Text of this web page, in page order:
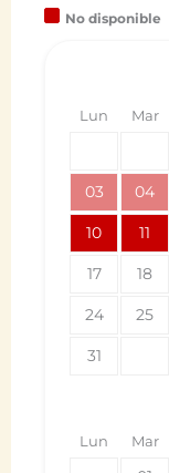
No disponible
Lun Mar
03 04
10 11
17 18
24 25
31
Lun Mar